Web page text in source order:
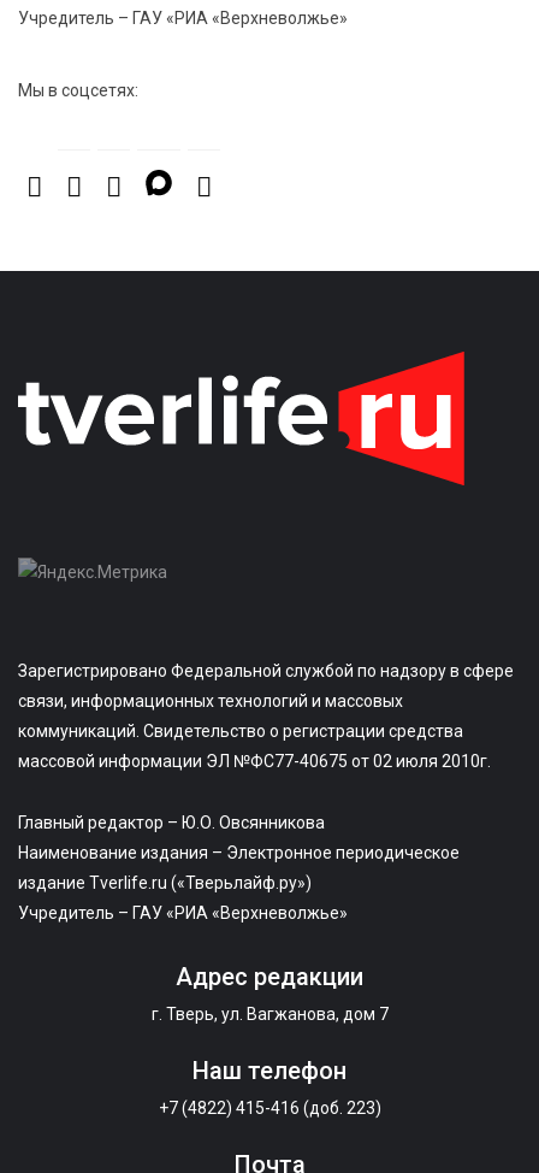
Учредитель – ГАУ «РИА «Верхневолжье»
Мы в соцсетях:
Зарегистрировано Федеральной службой по надзору в сфере
связи, информационных технологий и массовых
коммуникаций. Свидетельство о регистрации средства
массовой информации ЭЛ №ФС77-40675 от 02 июля 2010г.
Главный редактор – Ю.О. Овсянникова
Наименование издания – Электронное периодическое
издание Tverlife.ru («Тверьлайф.ру»)
Учредитель – ГАУ «РИА «Верхневолжье»
Адрес редакции
г. Тверь, ул. Вагжанова, дом 7
Наш телефон
+7 (4822) 415-416 (доб. 223)
Почта